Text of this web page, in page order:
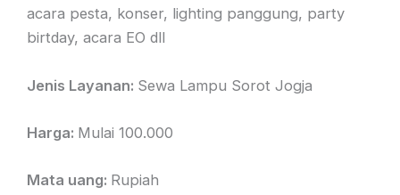
acara pesta, konser, lighting panggung, party
birtday, acara EO dll
Jenis Layanan: Sewa Lampu Sorot Jogja
Harga: Mulai 100.000
Mata uang: Rupiah